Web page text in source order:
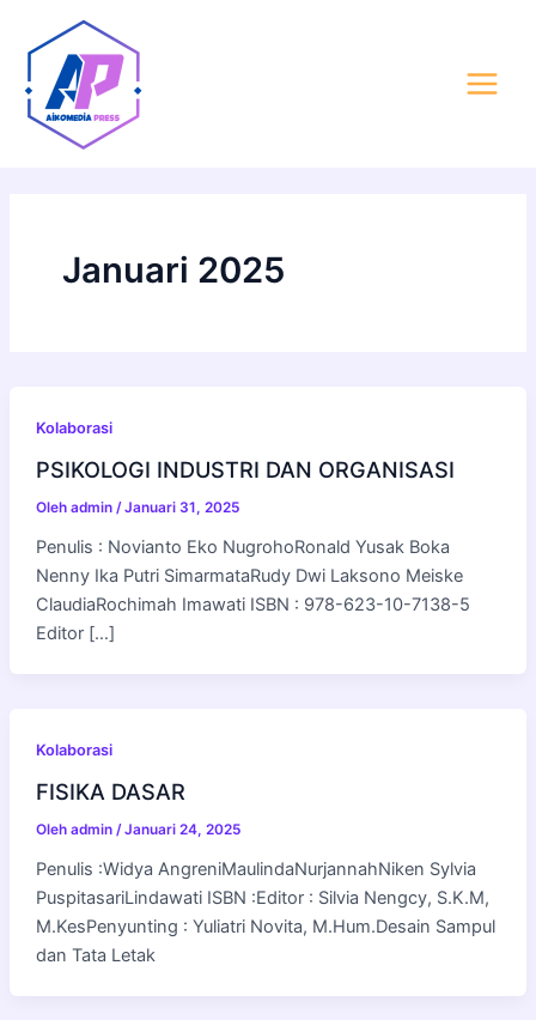
Menu
Januari 2025
Kolaborasi
PSIKOLOGI INDUSTRI DAN ORGANISASI
Oleh admin /Januari 31, 2025
Penulis : Novianto Eko NugrohoRonald Yusak Boka
Nenny Ika Putri SimarmataRudy Dwi Laksono Meiske
ClaudiaRochimah Imawati ISBN : 978-623-10-7138-5
Editor […]
Kolaborasi
FISIKA DASAR
Oleh admin /Januari 24, 2025
Penulis :Widya AngreniMaulindaNurjannahNiken Sylvia
PuspitasariLindawati ISBN :Editor : Silvia Nengcy, S.K.M,
M.KesPenyunting : Yuliatri Novita, M.Hum.Desain Sampul
dan Tata Letak
pagination